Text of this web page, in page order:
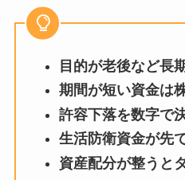
目的が老後など長
期間が短い資金は
許容下落を数字で
生活防衛資金が先
資産配分が整うと